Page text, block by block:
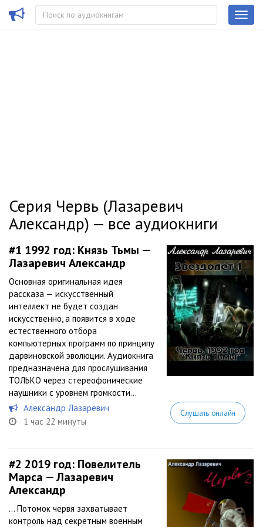
Серия Червь (Лазаревич
Александр) — все аудиокниги
#1 1992 год: Князь Тьмы —
Лазаревич Александр
Основная оригинальная идея
рассказа — искусственный
интеллект не будет создан
искусственно, а появится в ходе
естественного отбора
компьютерных программ по принципу
дарвиновской эволюции. Аудиокнига
предназначена для прослушивания
ТОЛЬКО через стереофонические
наушники с уровнем громкости...
Александр Лазаревич
1 час 22 минуты
Слушать онлайн
#2 2019 год: Повелитель
Марса — Лазаревич
Александр
… Потомок червя захватывает
контроль над секретным военным